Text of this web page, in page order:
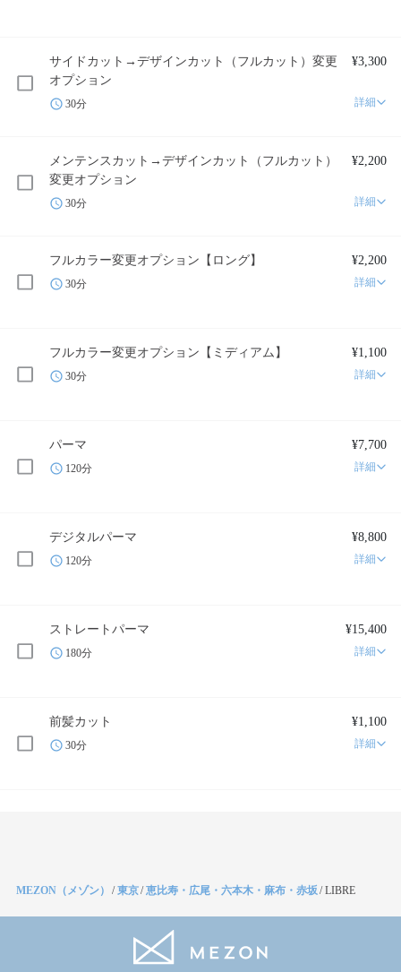
サイドカット→デザインカット（フルカット）変更
オプション
¥3,300
30分 詳細
メンテンスカット→デザインカット（フルカット）
変更オプション
¥2,200
30分 詳細
フルカラー変更オプション【ロング】 ¥2,200
30分 詳細
フルカラー変更オプション【ミディアム】 ¥1,100
30分 詳細
パーマ ¥7,700
120分 詳細
デジタルパーマ ¥8,800
120分 詳細
ストレートパーマ ¥15,400
180分 詳細
前髪カット ¥1,100
30分 詳細
MEZON（メゾン） /東京/恵比寿・広尾・六本木・麻布・赤坂/LIBRE